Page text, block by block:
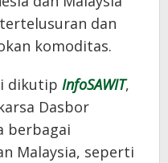
dan
komoditas.
dikutip InfoSAWIT,
Dasbor
berbagai
Malaysia, seperti